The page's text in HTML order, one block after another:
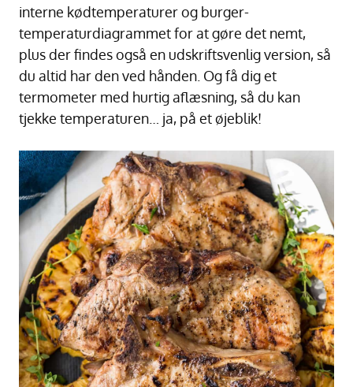
interne kødtemperaturer og burger-
temperaturdiagrammet for at gøre det nemt,
plus der findes også en udskriftsvenlig version, så
du altid har den ved hånden. Og få dig et
termometer med hurtig aflæsning, så du kan
tjekke temperaturen… ja, på et øjeblik!